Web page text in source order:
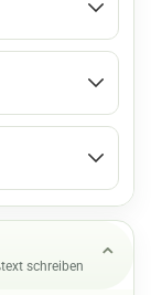
schreiben ⌄